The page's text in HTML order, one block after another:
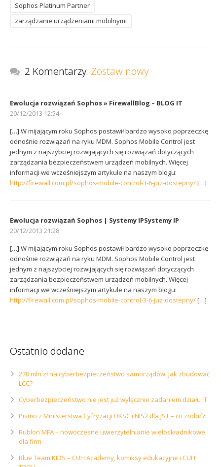
Sophos Platinum Partner
zarządzanie urządzeniami mobilnymi
2 Komentarzy. Zostaw nowy
Ewolucja rozwiązań Sophos » FirewallBlog – BLOG IT
20/12/2013 12:54
[…] W mijającym roku Sophos postawił bardzo wysoko poprzeczkę
odnośnie rozwiązań na ryku MDM. Sophos Mobile Control jest
jednym z najszybciej rozwijających się rozwiązań dotyczących
zarządzania bezpieczeństwem urządzeń mobilnych. Więcej
informacji we wcześniejszym artykule na naszym blogu:
http://firewall.com.pl/sophos-mobile-control-3-6-juz-dostepny/[…]
Ewolucja rozwiązań Sophos | Systemy IPSystemy IP
20/12/2013 21:28
[…] W mijającym roku Sophos postawił bardzo wysoko poprzeczkę
odnośnie rozwiązań na ryku MDM. Sophos Mobile Control jest
jednym z najszybciej rozwijających się rozwiązań dotyczących
zarządzania bezpieczeństwem urządzeń mobilnych. Więcej
informacji we wcześniejszym artykule na naszym blogu:
http://firewall.com.pl/sophos-mobile-control-3-6-juz-dostepny/[…]
Ostatnio dodane
270 mln zł na cyberbezpieczeństwo samorządów. Jak zbudować
LCC?
Cyberbezpieczeństwo nie jest już wyłącznie zadaniem działu IT
Pismo z Ministerstwa Cyfryzacji UKSC i NIS2 dla JST – co zrobić?
Rublon MFA – nowoczesne uwierzytelnianie wieloskładnikowe
dla firm
Blue Team KIDS – CUH Academy, komiksy edukacyjne i CUH